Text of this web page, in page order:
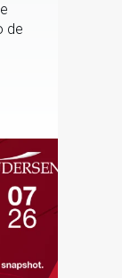
de